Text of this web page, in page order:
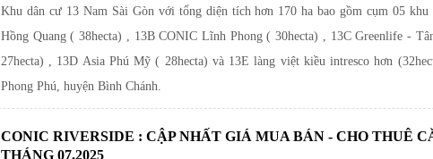
Khu dân cư 13 Nam Sài Gòn với tổng diện tích hơn 170 ha bao gồm cụm 05
Hồng Quang ( 38hecta) , 13B CONIC Lĩnh Phong ( 30hecta) , 13C Greenlife -
27hecta) , 13D Asia Phú Mỹ ( 28hecta) và 13E làng việt kiều intresco hơn
Phong Phú, huyện Bình Chánh.
CONIC RIVERSIDE : CẬP NHẤT GIÁ MUA BÁN - CHO THUÊ
THÁNG 07.2025